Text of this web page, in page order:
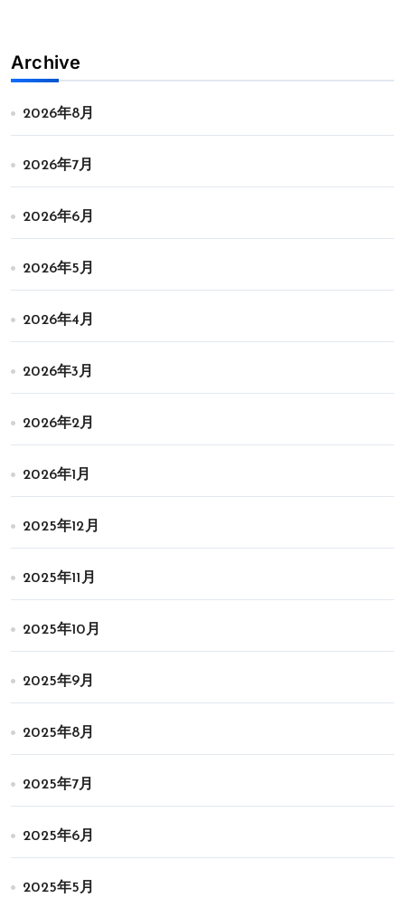
Archive
2026年8月
2026年7月
2026年6月
2026年5月
2026年4月
2026年3月
2026年2月
2026年1月
2025年12月
2025年11月
2025年10月
2025年9月
2025年8月
2025年7月
2025年6月
2025年5月